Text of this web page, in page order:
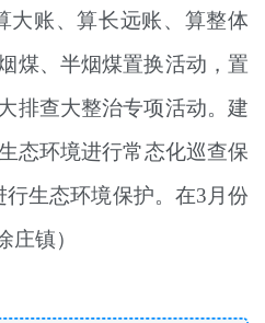
大账、算长远账、算整体
煤、半烟煤置换活动，置
排查大整治专项活动。建
态环境进行常态化巡查保
行生态环境保护。 在3月份
镇）